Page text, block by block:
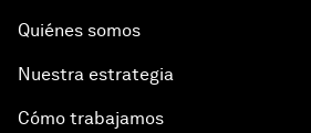
Quiénes somos
Nuestra estrategia
Cómo trabajamos